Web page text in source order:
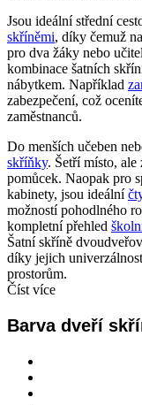
Jsou ideální střední
skříněmi, díky čemuž
pro dva žáky nebo
kombinace šatních
nábytkem. Například
zabezpečení, což
zaměstnanců.
Do menších učeben
skříňky. Šetří místo,
pomůcek. Naopak pro
kabinety, jsou ideální
možností pohodlného
kompletní přehled
Šatní skříně
díky jejich
prostorům.
Číst více
Barva dveří